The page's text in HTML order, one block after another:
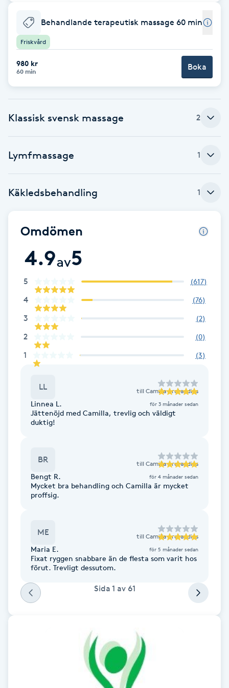
Babylights
Balayage
Bambumassage
BIAB
Blowout
Brynfärgning
Brynplockning
Bröllopsuppsättning
Coachning
Cryoterapi
Damklippning
Dermapen
Diamantslipning
Enzympeeling
Extensions borttagning
Behandlande terapeutisk massage 60 min
Friskvård
980 kr
60 min Boka
Klassisk svensk massage 2
Lymfmassage 1
Käkledsbehandling 1
Omdömen
4.9av5
5 (617)
4 (76)
3 (2)
2 (0)
1 (3)
LL till Camilla Arctaedius
Linnea L. för 3 månader sedan
Jättenöjd med Camilla, trevlig och väldigt
duktig!
BR till Camilla Arctaedius
Bengt R. för 4 månader sedan
Mycket bra behandling och Camilla är mycket
proffsig.
ME till Camilla Arctaedius
Maria E. för 5 månader sedan
Fixat ryggen snabbare än de flesta som varit hos
förut. Trevligt dessutom.
Sida 1 av 61